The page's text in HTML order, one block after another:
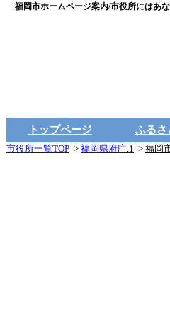
福岡市ホームページ案内/市役所にはあ
トップページ ふるさ
市役所一覧TOP > 福岡県府庁.1 > 福岡